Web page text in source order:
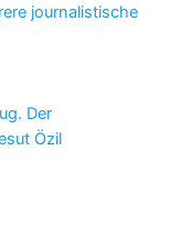
journalistische
Der
Özil